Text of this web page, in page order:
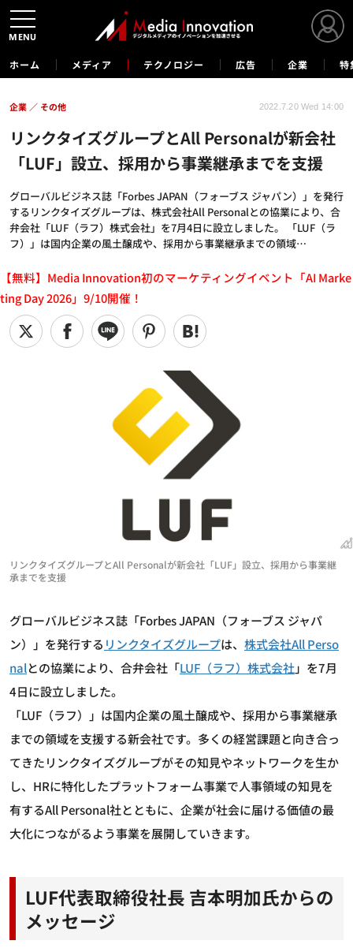
ホーム メディア テクノロジー 広告 企業 特
リンクタイズグループとAll Personalが新会社
「LUF」設立、採用から事業継承までを支援
グローバルビジネス誌「Forbes JAPAN（フォーブス ジャパン）」を発行
するリンクタイズグループは、株式会社All Personalとの協業により、合
弁会社「LUF（ラフ）株式会社」を7月4日に設立しました。 「LUF（ラ
フ）」は国内企業の風土醸成や、採用から事業継承までの領域…
企業 その他 2022.7.20 Wed 14:00
【無料】Media Innovation初のマーケティングイベント「AI Marke
ting Day 2026」9/10開催！
リンクタイズグループとAll Personalが新会社「LUF」設立、採用から事業継
承までを支援
グローバルビジネス誌「Forbes JAPAN（フォーブス ジャパ
ン）」を発行する リンクタイズグループは、 株式会社All Perso
nalとの協業により、合弁会社「LUF（ラフ）株式会社」を7月
4日に設立しました。
「LUF（ラフ）」は国内企業の風土醸成や、採用から事業継承
までの領域を支援する新会社です。多くの経営課題と向き合っ
てきたリンクタイズグループがその知見やネットワークを生か
し、HRに特化したプラットフォーム事業で人事領域の知見を
有するAll Personal社とともに、企業が社会に届ける価値の最
大化につながるよう事業を展開していきます。
LUF代表取締役社長 吉本明加氏からの
メッセージ
MENU